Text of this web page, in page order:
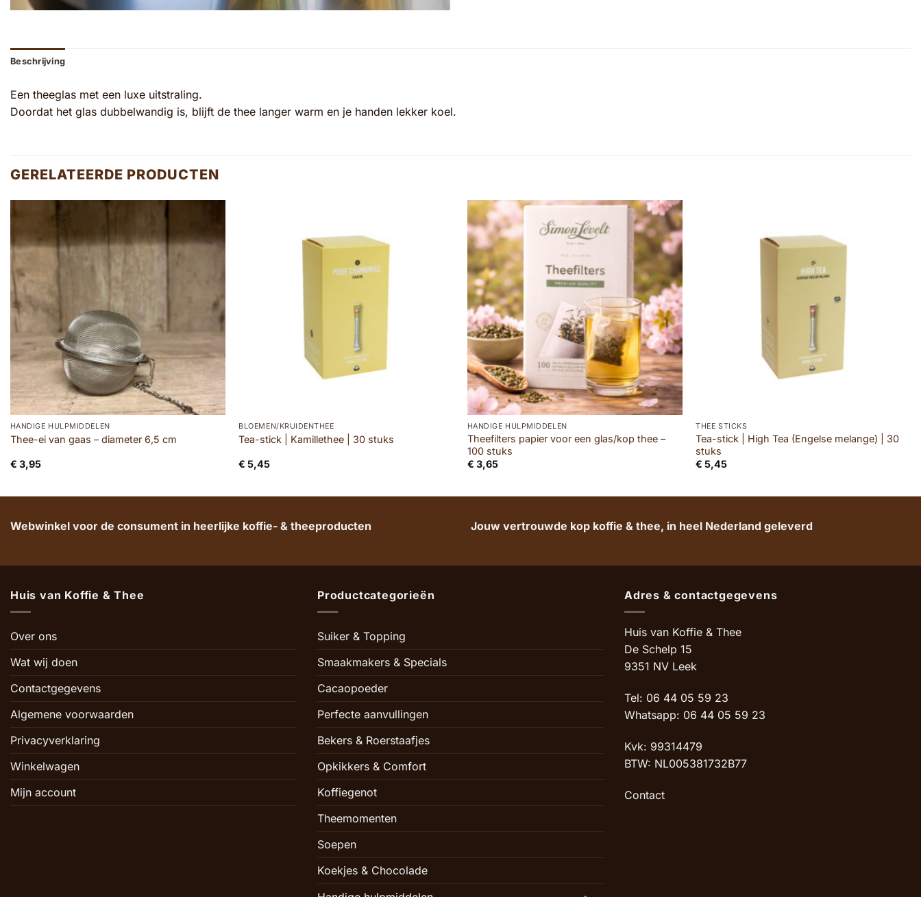
Beschrijving
Een theeglas met een luxe uitstraling.
Doordat het glas dubbelwandig is, blijft de thee langer warm en je handen lekker koel.
GERELATEERDE PRODUCTEN
HANDIGE HULPMIDDELEN
Thee-ei van gaas – diameter 6,5 cm
€ 3,95
BLOEMEN/KRUIDENTHEE
Tea-stick | Kamillethee | 30 stuks
€ 5,45
HANDIGE HULPMIDDELEN
Theefilters papier voor een glas/kop thee –
100 stuks
€ 3,65
THEE STICKS
Tea-stick | High Tea (Engelse melange) | 30
stuks
€ 5,45
Webwinkel voor de consument in heerlijke koffie- & theeproducten Jouw vertrouwde kop koffie & thee, in heel Nederland geleverd
Huis van Koffie & Thee
Over ons
Wat wij doen
Contactgegevens
Algemene voorwaarden
Privacyverklaring
Winkelwagen
Mijn account
Productcategorieën
Suiker & Topping
Smaakmakers & Specials
Cacaopoeder
Perfecte aanvullingen
Bekers & Roerstaafjes
Opkikkers & Comfort
Koffiegenot
Theemomenten
Soepen
Koekjes & Chocolade
Adres & contactgegevens
Huis van Koffie & Thee
De Schelp 15
9351 NV Leek
Tel: 06 44 05 59 23
Whatsapp: 06 44 05 59 23
Kvk: 99314479
BTW: NL005381732B77
Contact